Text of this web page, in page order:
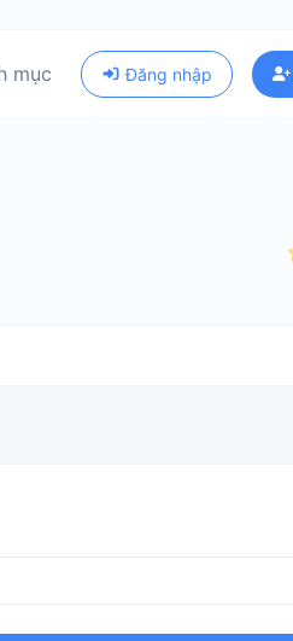
mục Đăng nhập